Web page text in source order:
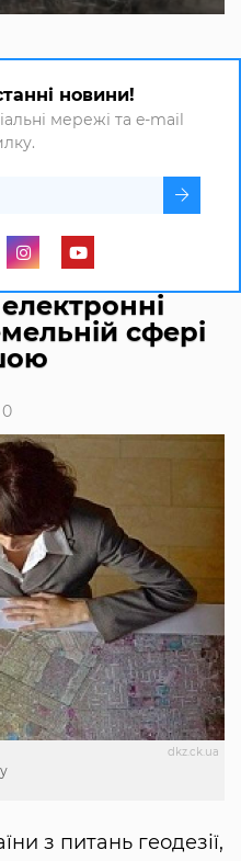
новини!
мережі та e-mail
сфері
0
dkz.ck.ua
з питань геодезії,